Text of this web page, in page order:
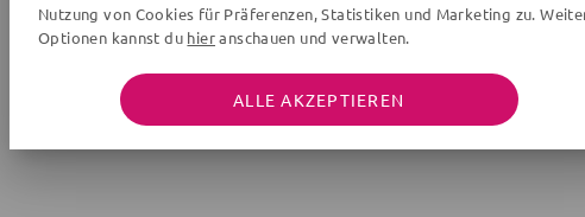
Nutzung von Cookies für Präferenzen, Statistiken und Marketing zu.
Optionen kannst du hieranschauen und verwalten.
ALLE AKZEPTIEREN